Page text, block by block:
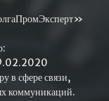
в сфере связи,
коммуникаций.